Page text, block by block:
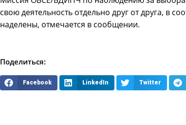
свою деятельность отдельно друг от друга, в
наделены, отмечается в сообщении.
Поделиться:
Facebook LinkedIn Twitter